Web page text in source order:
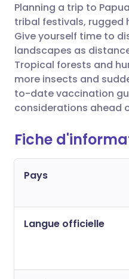
Partager
Partager
🇬🇧
🇪🇸
🇮🇹
Planning a trip to
tribal festivals, rugged
Give yourself time to
landscapes as
Tropical forests and
more insects and
to-date vaccination
considerations ahead
Fiche
Pays
Langue officielle